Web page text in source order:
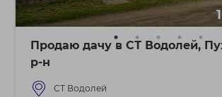
Продаю дачу в СТ Водолей,
р-н
СТ Водолей